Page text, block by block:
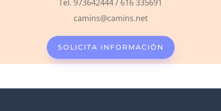
Tel. 973642444 / 616 335691
camins@camins.net
SOLICITA INFORMACIÓN